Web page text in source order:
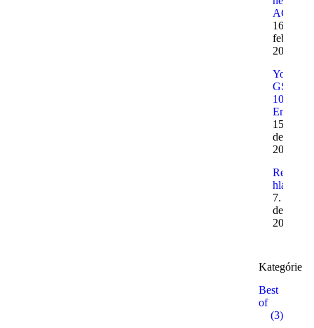
ACE
16.
februára
2012
GSX-R
1000 K9
15.
2011
Reflexné
hlavy
7.
2011
Kategórie
Best
of
(3)